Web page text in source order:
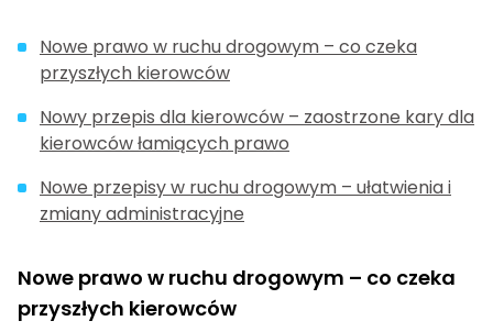
Nowe prawo w ruchu drogowym – co czeka
przyszłych kierowców
Nowy przepis dla kierowców – zaostrzone kary dla
kierowców łamiących prawo
Nowe przepisy w ruchu drogowym – ułatwienia i
zmiany administracyjne
Nowe prawo w ruchu drogowym – co czeka
przyszłych kierowców